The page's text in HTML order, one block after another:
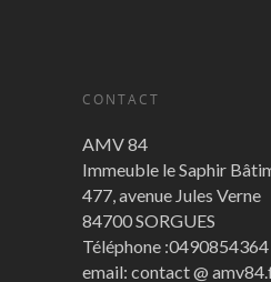
CONTACT
AMV 84
Immeuble le Saphir
477, avenue Jules Verne
84700 SORGUES
Téléphone :0490854364
email: contact @